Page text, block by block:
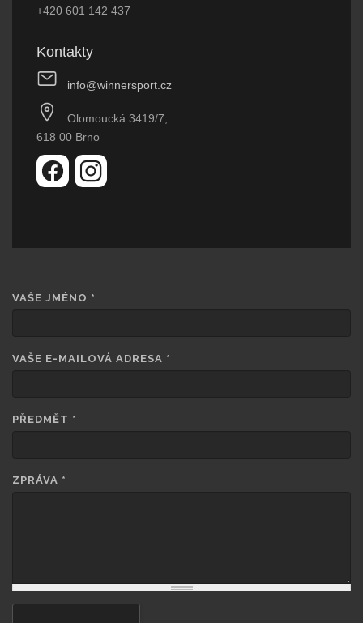
+420 601 142 437
Kontakty
info@winnersport.cz
Olomoucká 3419/7,
618 00 Brno
VAŠE JMÉNO *
VAŠE E-MAILOVÁ ADRESA *
PŘEDMĚT *
ZPRÁVA *